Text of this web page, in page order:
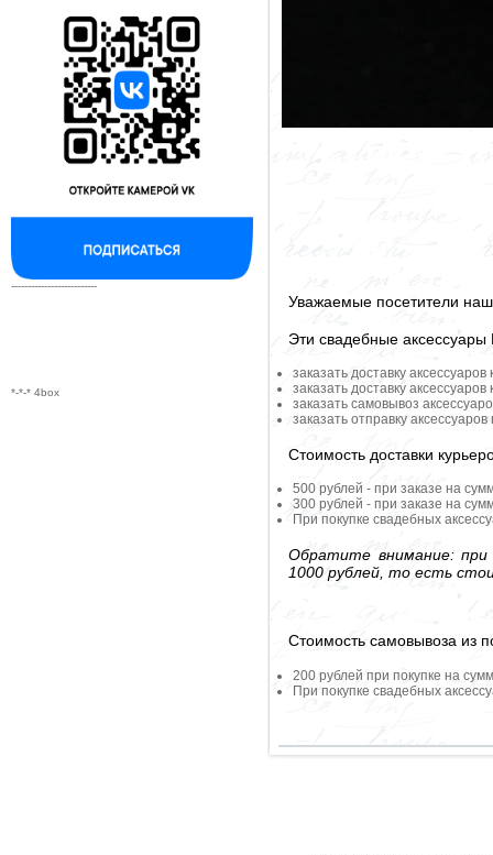
--------------------------
*-*-* 4box
Уважаемые посетители
Эти свадебные
заказать доставку
заказать доставку
заказать самовывоз
заказать отправку
Стоимость доставки
500 рублей - при заказе на
300 рублей - при заказе на
При покупке свадебных
Обратите внимание: при
1000 рублей, то есть
Стоимость самовывоза из
200 рублей при покупке на
При покупке свадебных